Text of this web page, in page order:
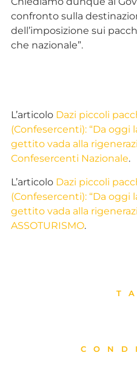
confronto sulla
dell’imposizione sui
che nazionale”.
L’articolo Dazi piccoli
(Confesercenti): “Da oggi
gettito vada alla
Confesercenti Nazionale.
L’articolo Dazi piccoli
(Confesercenti): “Da oggi
gettito vada alla
ASSOTURISMO.